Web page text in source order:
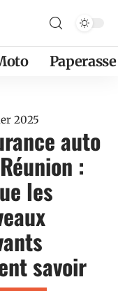
2025
auto
:
les
savoir